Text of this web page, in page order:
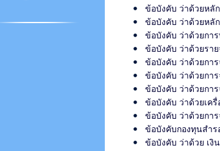
ข้อบังคับ ว่าด้วยหลั
ข้อบังคับ ว่าด้วยหลั
ข้อบังคับ ว่าด้วยกา
ข้อบังคับ ว่าด้วยรา
ข้อบังคับ ว่าด้วยกา
ข้อบังคับ ว่าด้วยกา
ข้อบังคับ ว่าด้วยกา
ข้อบังคับ ว่าด้วยเค
ข้อบังคับ ว่าด้วยกา
ข้อบังคับกองทุนสำร
ข้อบังคับ ว่าด้วย เงิ